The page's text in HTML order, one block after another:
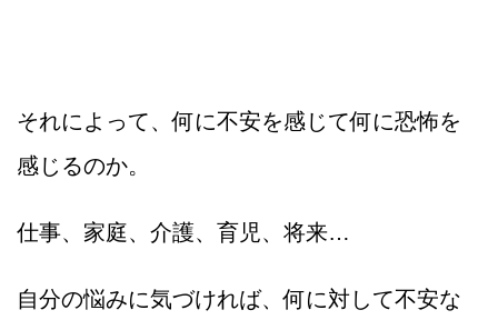
それによって、何に不安を感じて何に恐怖を
感じるのか。
仕事、家庭、介護、育児、将来…
自分の悩みに気づければ、何に対して不安な